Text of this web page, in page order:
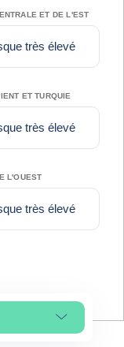
ET DE L'EST
très élevé
ET TURQUIE
très élevé
L'OUEST
très élevé